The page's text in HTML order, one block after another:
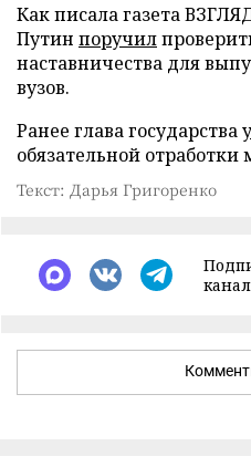
Как писала газета
Путин поручил
наставничества для
вузов.
Ранее глава государства
обязательной
Текст: Дарья Григоренко